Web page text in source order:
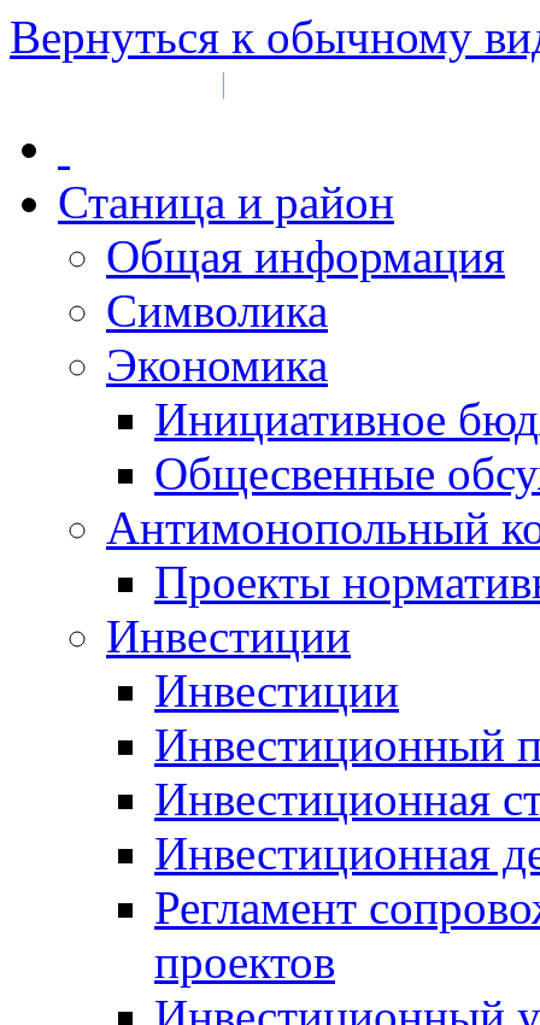
Вернуться к обычному
|
Станица и район
Общая информация
Символика
Экономика
Инициативное
Общесвенные
Антимонопольный
Проекты
Инвестиции
Инвестиции
Инвестиционный
Инвестиционная
Инвестиционная
Регламент
проектов